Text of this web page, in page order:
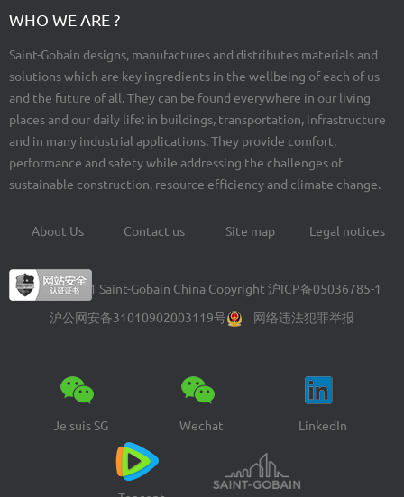
WHO WE ARE ?
Saint-Gobain designs, manufactures and distributes materials and
solutions which are key ingredients in the wellbeing of each of us
and the future of all. They can be found everywhere in our living
places and our daily life: in buildings, transportation, infrastructure
and in many industrial applications. They provide comfort,
performance and safety while addressing the challenges of
sustainable construction, resource efficiency and climate change.
Footer
menu
About Us Contact us Site map Legal notices
© 2004-2021 Saint-Gobain China Copyright 沪ICP备05036785-1
沪公网安备31010902003119号
网络违法犯罪举报
Je suis SG Wechat LinkedIn